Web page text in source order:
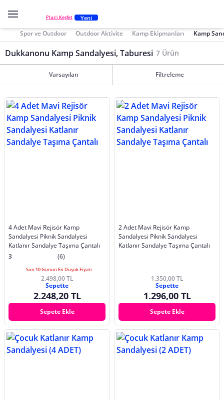
Plus'ı Keşfet Yeni
Spor ve Outdoor Outdoor Aktivite Kamp Ekipmanları Kamp
Dukkanonu Kamp Sandalyesi, Taburesi 7 Ürün
Varsayılan Filtreleme
4 Adet Mavi Rejisör Kamp
Sandalyesi Piknik Sandalyesi
Katlanır Sandalye Taşıma Çantalı
3
(6)
Son 10 Günün En Düşük Fiyatı
2.498,00 TL
Sepette
2.248,20 TL
Sepete Ekle
2 Adet Mavi Rejisör Kamp
Sandalyesi Piknik Sandalyesi
Katlanır Sandalye Taşıma Çantalı
1.350,00 TL
Sepette
1.296,00 TL
Sepete Ekle